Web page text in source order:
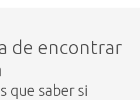
de encontrar
que saber si